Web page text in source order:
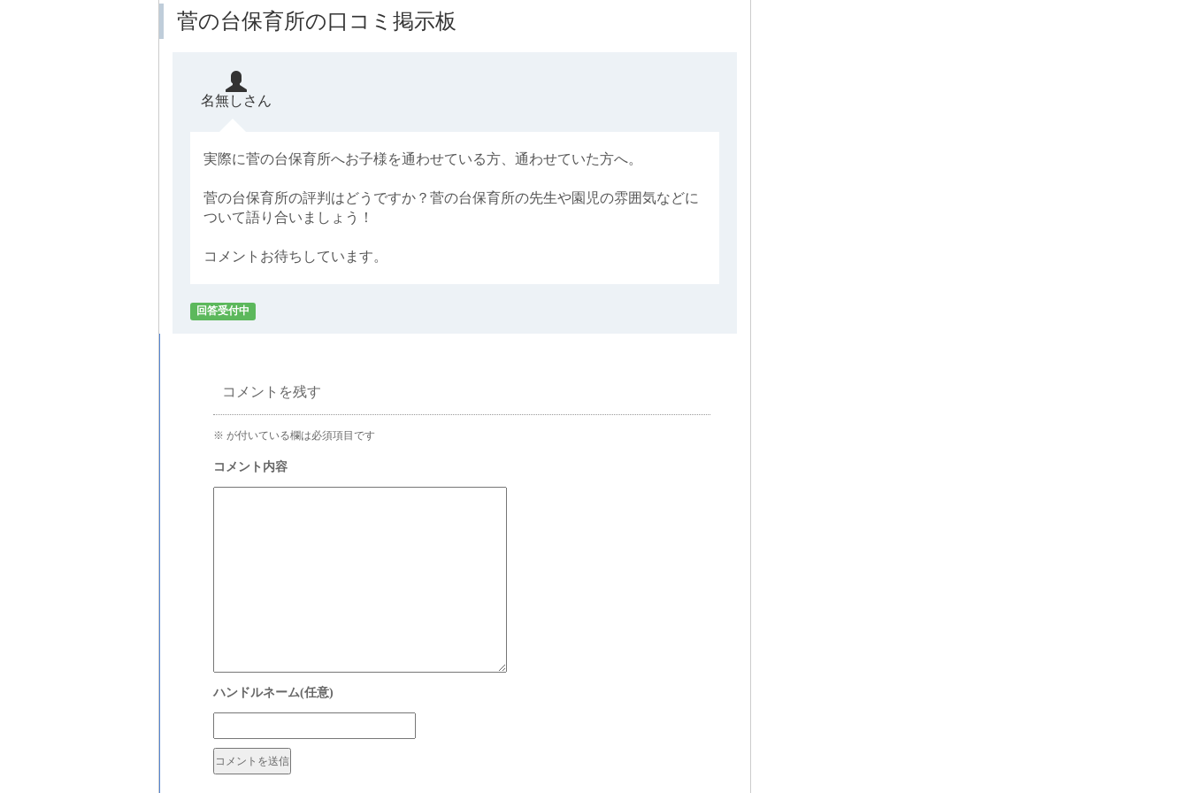
菅の台保育所の口コミ掲示板
名無しさん
実際に菅の台保育所へお子様を通わせている方、通わせていた方へ。
菅の台保育所の評判はどうですか？菅の台保育所の先生や園児の雰囲気などに
ついて語り合いましょう！
コメントお待ちしています。
回答受付中
コメントを残す
※ が付いている欄は必須項目です